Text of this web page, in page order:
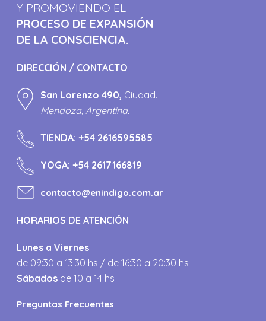
Y PROMOVIENDO EL
PROCESO DE EXPANSIÓN
DE LA CONSCIENCIA.
DIRECCIÓN / CONTACTO
San Lorenzo 490, Ciudad.
Mendoza, Argentina.
TIENDA:+54 2616595585
YOGA:+54 2617166819
contacto@enindigo.com.ar
HORARIOS DE ATENCIÓN
Lunes a Viernes
de 09:30 a 13:30 hs / de 16:30 a 20:30 hs
Sábados de 10 a 14 hs
Preguntas Frecuentes